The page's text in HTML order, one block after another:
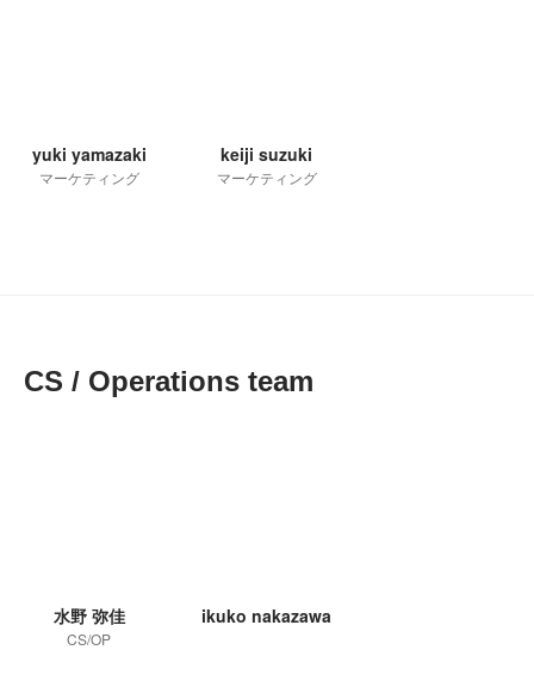
yuki yamazaki
マーケティング
keiji suzuki
マーケティング
CS / Operations team
水野 弥佳
CS/OP
ikuko nakazawa